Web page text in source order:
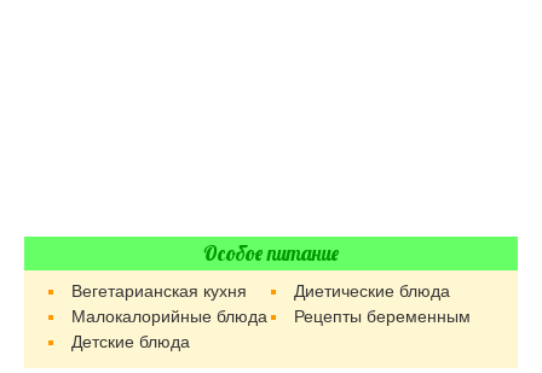
Особое питание
Вегетарианская кухня
Диетические блюда
Малокалорийные блюда
Рецепты беременным
Детские блюда